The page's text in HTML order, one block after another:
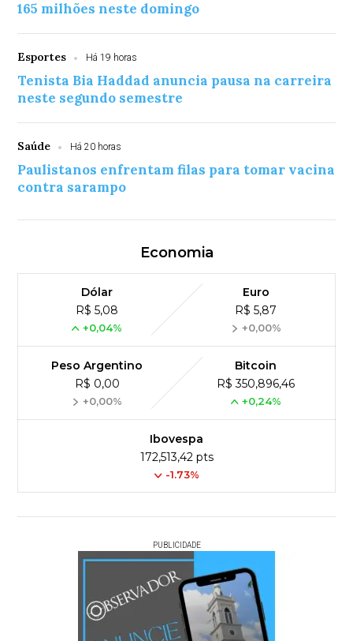
165 milhões neste domingo
Esportes Há 19 horas
Tenista Bia Haddad anuncia pausa na carreira
neste segundo semestre
Saúde Há 20 horas
Paulistanos enfrentam filas para tomar vacina
contra sarampo
Economia
Dólar
R$ 5,08
+0,04%
Euro
R$ 5,87
+0,00%
Peso Argentino
R$ 0,00
+0,00%
Bitcoin
R$ 350,896,46
+0,24%
Ibovespa
172,513,42 pts
-1.73%
PUBLICIDADE